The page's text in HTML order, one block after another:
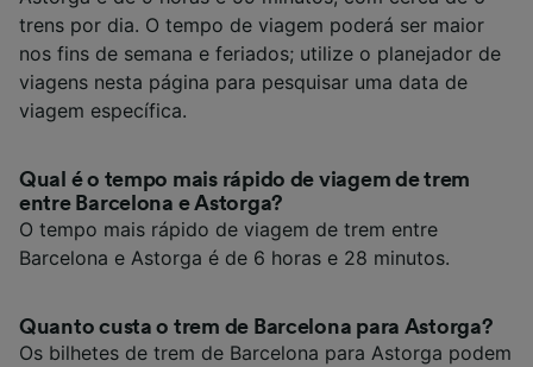
trens por dia. O tempo de viagem poderá ser maior
nos fins de semana e feriados; utilize o planejador de
viagens nesta página para pesquisar uma data de
viagem específica.
Qual é o tempo mais rápido de viagem de trem
entre Barcelona e Astorga?
O tempo mais rápido de viagem de trem entre
Barcelona e Astorga é de 6 horas e 28 minutos.
Quanto custa o trem de Barcelona para Astorga?
Os bilhetes de trem de Barcelona para Astorga podem